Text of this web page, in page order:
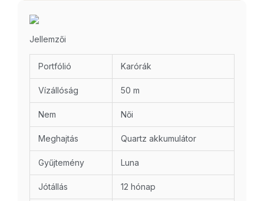
Jellemzői
Portfólió Karórák
Vízállóság 50 m
Nem Női
Meghajtás Quartz akkumulátor
Gyűjtemény Luna
Jótállás 12 hónap